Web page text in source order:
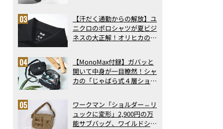
ト3】（2026年6月版）
【汗だく通勤からの解放】ユ
ニクロのポロシャツが夏ビジ
ネスの大正解！オリヒカの透
アの実力
【MonoMax付録】ガバッと
開いて中身が一目瞭然！シャ
カの「じゃばら式４層ショル
った！
ワークマン「ショルダー⇔リ
ュックに変形」2,900円の万
能サブバッグ、ワイルドシン